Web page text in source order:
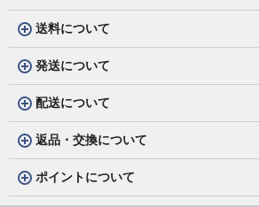
送料について
発送について
配送について
返品・交換について
ポイントについて